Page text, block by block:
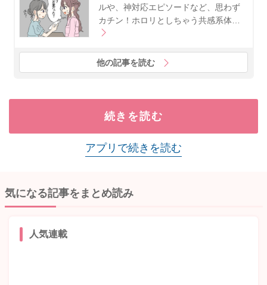
ルや、神対応エピソードなど、思わず
カチン！ホロリとしちゃう共感系体…
他の記事を読む
続きを読む
アプリで続きを読む
気になる記事をまとめ読み
人気連載